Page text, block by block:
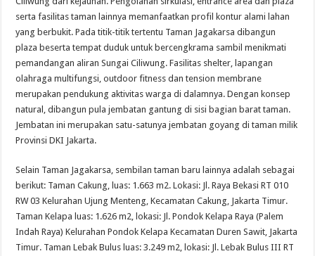
serta fasilitas taman lainnya memanfaatkan profil kontur alami lahan
yang berbukit. Pada titik-titik tertentu Taman Jagakarsa dibangun
plaza beserta tempat duduk untuk bercengkrama sambil menikmati
pemandangan aliran Sungai Ciliwung. Fasilitas shelter, lapangan
olahraga multifungsi, outdoor fitness dan tension membrane
merupakan pendukung aktivitas warga di dalamnya. Dengan konsep
natural, dibangun pula jembatan gantung di sisi bagian barat taman.
Jembatan ini merupakan satu-satunya jembatan goyang di taman milik
Provinsi DKI Jakarta.
Selain Taman Jagakarsa, sembilan taman baru lainnya adalah sebagai
berikut: Taman Cakung, luas: 1.663 m2. Lokasi: Jl. Raya Bekasi RT 010
RW 03 Kelurahan Ujung Menteng, Kecamatan Cakung, Jakarta Timur.
Taman Kelapa luas: 1.626 m2, lokasi: Jl. Pondok Kelapa Raya (Palem
Indah Raya) Kelurahan Pondok Kelapa Kecamatan Duren Sawit, Jakarta
Timur. Taman Lebak Bulus luas: 3.249 m2, lokasi: Jl. Lebak Bulus III RT